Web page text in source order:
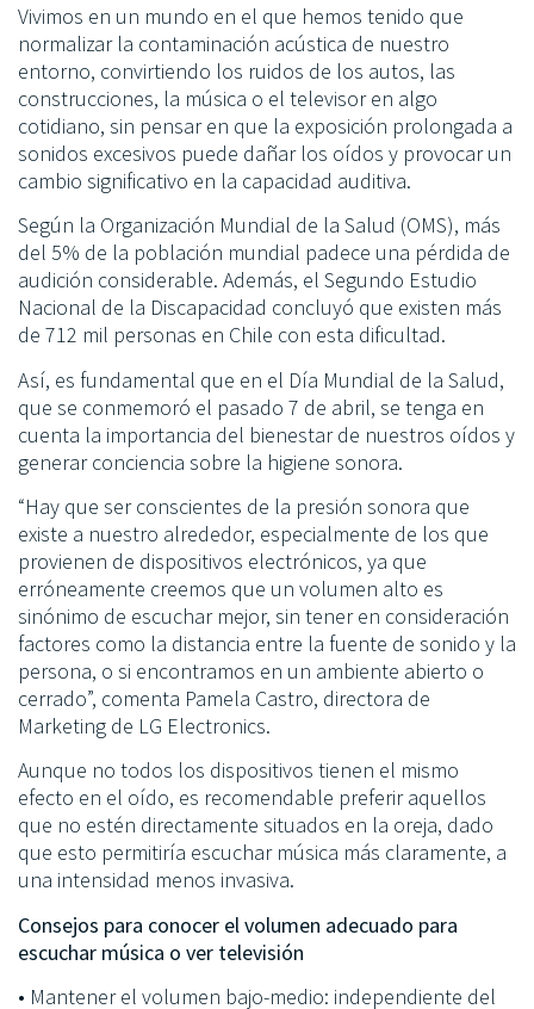
Vivimos en un mundo en el que hemos tenido que
normalizar la contaminación acústica de nuestro
entorno, convirtiendo los ruidos de los autos, las
construcciones, la música o el televisor en algo
cotidiano, sin pensar en que la exposición prolongada a
sonidos excesivos puede dañar los oídos y provocar un
cambio significativo en la capacidad auditiva.
Según la Organización Mundial de la Salud (OMS), más
del 5% de la población mundial padece una pérdida de
audición considerable. Además, el Segundo Estudio
Nacional de la Discapacidad concluyó que existen más
de 712 mil personas en Chile con esta dificultad.
Así, es fundamental que en el Día Mundial de la Salud,
que se conmemoró el pasado 7 de abril, se tenga en
cuenta la importancia del bienestar de nuestros oídos y
generar conciencia sobre la higiene sonora.
“Hay que ser conscientes de la presión sonora que
existe a nuestro alrededor, especialmente de los que
provienen de dispositivos electrónicos, ya que
erróneamente creemos que un volumen alto es
sinónimo de escuchar mejor, sin tener en consideración
factores como la distancia entre la fuente de sonido y la
persona, o si encontramos en un ambiente abierto o
cerrado”, comenta Pamela Castro, directora de
Marketing de LG Electronics.
Aunque no todos los dispositivos tienen el mismo
efecto en el oído, es recomendable preferir aquellos
que no estén directamente situados en la oreja, dado
que esto permitiría escuchar música más claramente, a
una intensidad menos invasiva.
Consejos para conocer el volumen adecuado para
escuchar música o ver televisión
• Mantener el volumen bajo-medio: independiente del